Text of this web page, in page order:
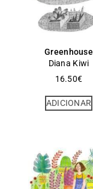
Greenhouse
Diana Kiwi
16.50€
ADICIONAR